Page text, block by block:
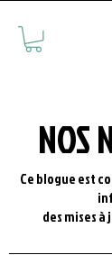
NOS
Ce blogue est
des mises à